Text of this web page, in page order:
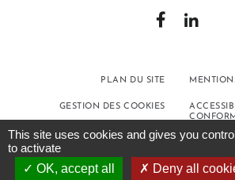
PLAN DU SITE
GESTION DES COOKIES
POLITIQUE DE
This site uses cookies and gives you
to activate
OK, accept all
Deny all